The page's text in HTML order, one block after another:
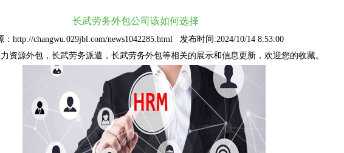
长武劳务外包公司该如何选择
：http://changwu.029jbl.com/news1042285.html 发布时间:2024/10/14 8:53:00
资源外包 ，长武劳务派遣，长武劳务外包等相关的展示和信息更新，欢迎您的收藏。